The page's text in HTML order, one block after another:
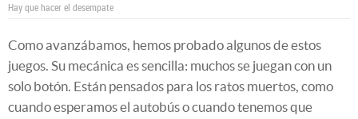
Hay que hacer el desempate
Como avanzábamos, hemos probado algunos de estos
juegos. Su mecánica es sencilla: muchos se juegan con un
solo botón. Están pensados para los ratos muertos, como
cuando esperamos el autobús o cuando tenemos que